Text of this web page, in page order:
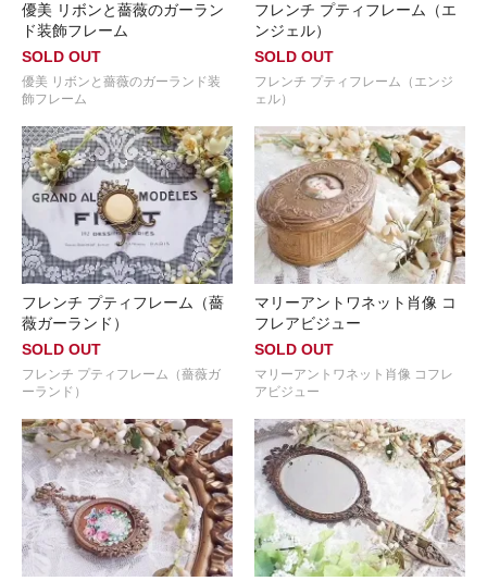
優美 リボンと薔薇のガーラン
ド装飾フレーム
SOLD OUT
優美 リボンと薔薇のガーランド装
飾フレーム
フレンチ プティフレーム（エ
ンジェル）
SOLD OUT
フレンチ プティフレーム（エンジ
ェル）
フレンチ プティフレーム（薔
薇ガーランド）
SOLD OUT
フレンチ プティフレーム（薔薇ガ
ーランド）
マリーアントワネット肖像 コ
フレアビジュー
SOLD OUT
マリーアントワネット肖像 コフレ
アビジュー